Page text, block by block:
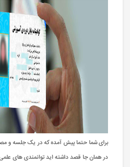
برای شما حتما پیش آمده که در یک جلسه و
در همان جا قصد داشته اید توانمندی های